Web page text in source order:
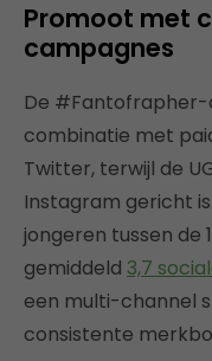
Promoot met
campagnes
De #Fantofrapher-
combinatie met
Twitter, terwijl de
Instagram gericht
jongeren tussen de
gemiddeld 3,7
een multi-channel
consistente